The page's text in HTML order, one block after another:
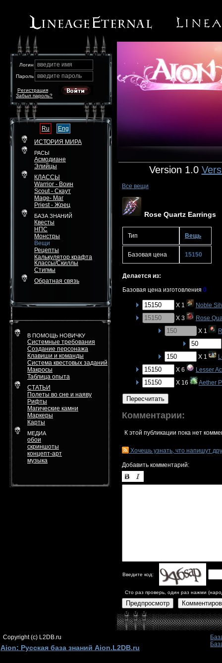
Логин введите имя
Пароль введите пароль
Забыл пароль?
Регистрация
Ru
Eng
ИСТОРИЯ МИРА
РАСЫ
Асмодиане
Элийцы
КЛАССЫ
Warrior - Воин
Scout - Скаут
Mage- Маг
Priest - Жрец
БАЗА ЗНАНИЙ
Квесты
НПС
Монстры
Вещи
Рецепты
Калькулятор крафта
Классы/Скиллы
Стигмы
Обратная связь
В ПОМОЩЬ НОВИЧКУ
Системные требования
Создание персонажа
Клавиши и команды
Система квестовых заданий
Макросы
Таблица опыта
СТАТЬИ
Полеты во сне и наяву
Рифты
Магические камни
Маркеры
Карты
МЕДИА
обои
скриншоты
концепт-арт
музыка
Version 1.0
Все вещи
Rose Quartz Earrings
Тип Вещь
Базовая цена 15150
Делается из:
Базовая цена изготовления 0
X 1
Noble
X 3
Rose
X 1
X 1
X 6
Lesser
X 16
Aether
Пересчитать
Комментарии:
К этой публикации пока нет
Хочешь узнать, что напишут
Добавить комментарий:
Введите код:
Сто раз проверь, один раз нажми
Предпросмотр
Copyright (c) L2DB.ru
Aion: Русская база знаний Aion.L2DB.ru